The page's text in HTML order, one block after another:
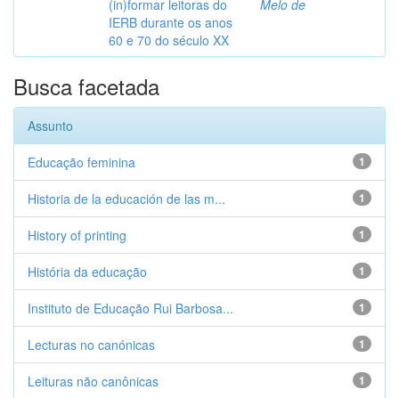
(in)formar leitoras do
IERB durante os anos
60 e 70 do século XX
Melo de
Busca facetada
Assunto
1
Educação feminina
1
Historia de la educación de las m...
1
History of printing
1
História da educação
1
Instituto de Educação Rui Barbosa...
1
Lecturas no canónicas
1
Leituras não canônicas